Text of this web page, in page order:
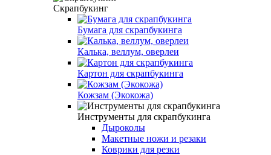
Скрапбукинг
Бумага для скрапбукинга
Калька, веллум, оверлеи
Картон для скрапбукинга
Кожзам (Экокожа)
Инструменты для скрапбукинга
Дыроколы
Макетные ножи и резаки
Коврики для резки